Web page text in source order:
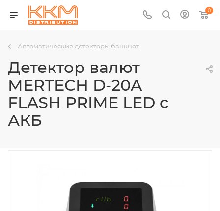
0
Автоматические детекторы банкнот
Детектор валют
MERTECH D-20A
FLASH PRIME LED c
АКБ